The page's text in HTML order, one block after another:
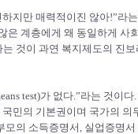
지만 매력적이진 않아!”라
은 계층에게 왜 동일하게 사
것이 과연 복지제도의 진
test)가 없다.”라는 것이
민의 기본권이며 국가의 의
의 소득증명서, 실업증명